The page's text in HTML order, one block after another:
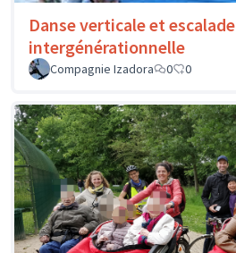
Danse verticale et escalade
intergénérationnelle
Compagnie Izadora
0 0